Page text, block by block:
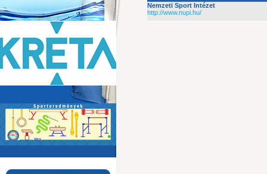
Nemzeti Sport Intézet
http://www.nupi.hu/